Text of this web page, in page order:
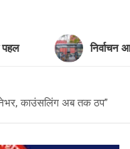
निर्वाचन आयोग
काउंसलिंग अब तक ठप”